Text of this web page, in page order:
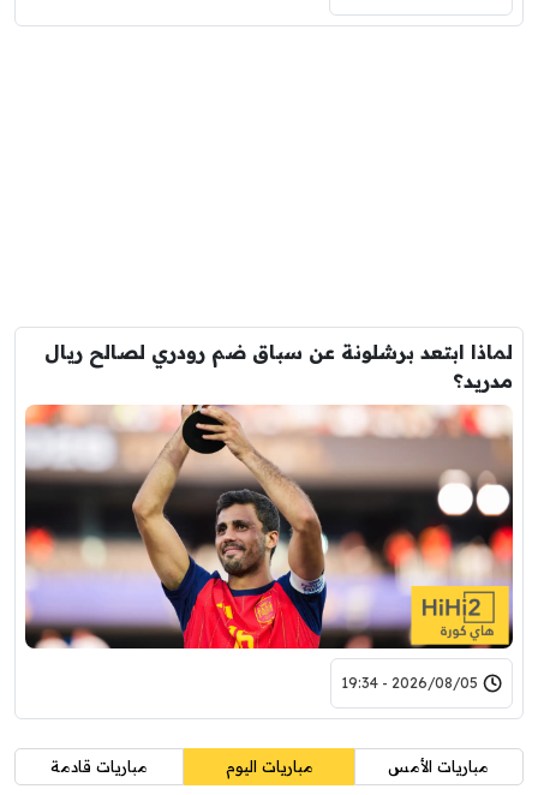
لماذا ابتعد برشلونة عن سباق ضم رودري لصالح ريال
مدريد؟
2026/08/05 - 19:34
مباريات الأمس مباريات اليوم مباريات قادمة